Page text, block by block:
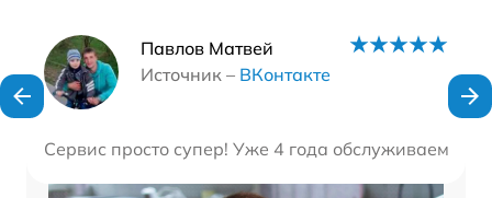
Павлов Матвей
Источник – ВКонтакте
Сервис просто супер! Уже 4 года обслуживаем
Наши мастера